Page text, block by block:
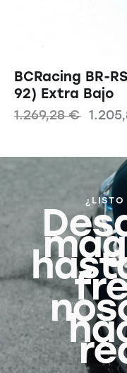
BCRacing BR-
92) Extra Bajo
1.269,28€